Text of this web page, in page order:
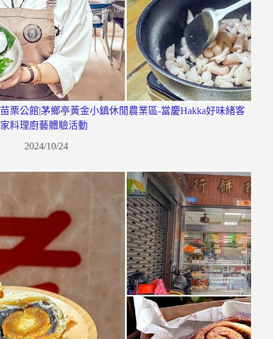
苗栗公館|茅鄉亭黃金小鎮休閒農業區-當慶Hakka好味緒客
家料理廚藝體驗活動
2024/10/24